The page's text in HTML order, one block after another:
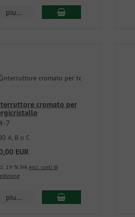
piu...
cromato per
7
A, B o C
EUR
19 % IVA escl. costi di
piu...